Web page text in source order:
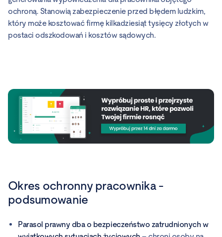
ochroną. Stanowią zabezpieczenie przed błędem ludzkim,
który może kosztować firmę kilkadziesiąt tysięcy złotych w
postaci odszkodowań i kosztów sądowych.
Okres ochronny pracownika -
podsumowanie
Parasol prawny dba o bezpieczeństwo zatrudnionych w